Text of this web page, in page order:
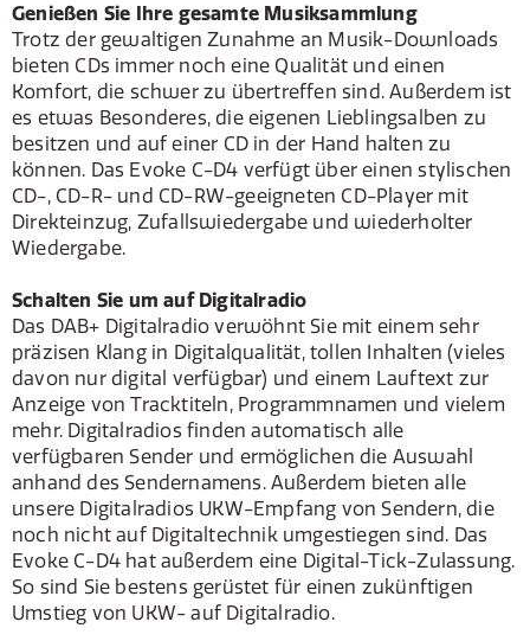
Genießen Sie Ihre gesamte Musiksammlung
Trotz der gewaltigen Zunahme an Musik-Downloads
bieten CDs immer noch eine Qualität und einen
Komfort, die schwer zu übertreffen sind. Außerdem ist
es etwas Besonderes, die eigenen Lieblingsalben zu
besitzen und auf einer CD in der Hand halten zu
können. Das Evoke C-D4 verfügt über einen stylischen
CD-, CD-R- und CD-RW-geeigneten CD-Player mit
Direkteinzug, Zufallswiedergabe und wiederholter
Wiedergabe.
Schalten Sie um auf Digitalradio
Das DAB+ Digitalradio verwöhnt Sie mit einem sehr
präzisen Klang in Digitalqualität, tollen Inhalten (vieles
davon nur digital verfügbar) und einem Lauftext zur
Anzeige von Tracktiteln, Programmnamen und vielem
mehr. Digitalradios finden automatisch alle
verfügbaren Sender und ermöglichen die Auswahl
anhand des Sendernamens. Außerdem bieten alle
unsere Digitalradios UKW-Empfang von Sendern, die
noch nicht auf Digitaltechnik umgestiegen sind. Das
Evoke C-D4 hat außerdem eine Digital-Tick-Zulassung.
So sind Sie bestens gerüstet für einen zukünftigen
Umstieg von UKW- auf Digitalradio.